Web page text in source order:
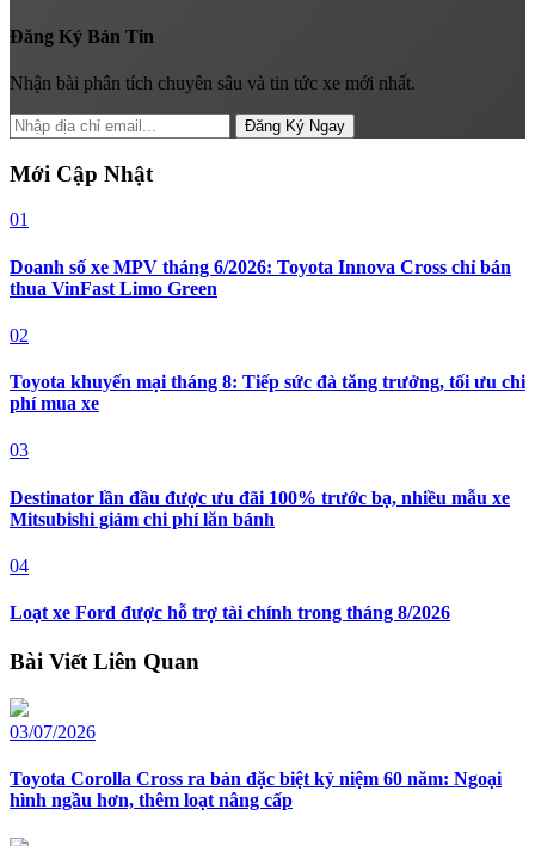
Đăng Ký Bản Tin
Nhận bài phân tích chuyên sâu và tin tức xe mới nhất.
Đăng Ký Ngay
Mới Cập Nhật
01
Doanh số xe MPV tháng 6/2026: Toyota Innova Cross chỉ bán
thua VinFast Limo Green
02
Toyota khuyến mại tháng 8: Tiếp sức đà tăng trưởng, tối ưu chi
phí mua xe
03
Destinator lần đầu được ưu đãi 100% trước bạ, nhiều mẫu xe
Mitsubishi giảm chi phí lăn bánh
04
Loạt xe Ford được hỗ trợ tài chính trong tháng 8/2026
Bài Viết Liên Quan
03/07/2026
Toyota Corolla Cross ra bản đặc biệt kỷ niệm 60 năm: Ngoại
hình ngầu hơn, thêm loạt nâng cấp